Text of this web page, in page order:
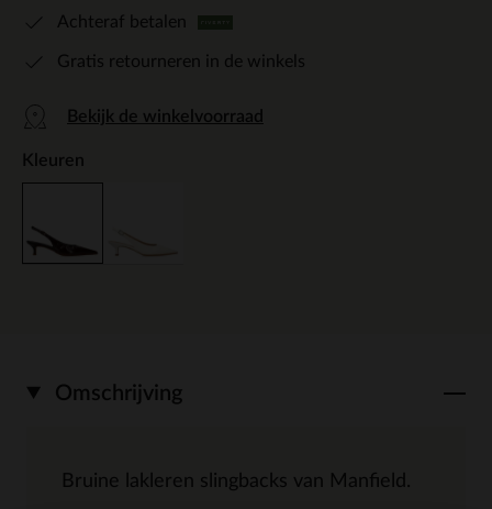
Achteraf betalen
Gratis retourneren in de winkels
Bekijk de winkelvoorraad
Kleuren
Omschrijving
Bruine lakleren slingbacks van Manfield.